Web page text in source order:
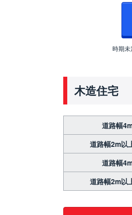
時期未
木造住宅
道路幅
道路幅2m以
道路幅
道路幅2m以